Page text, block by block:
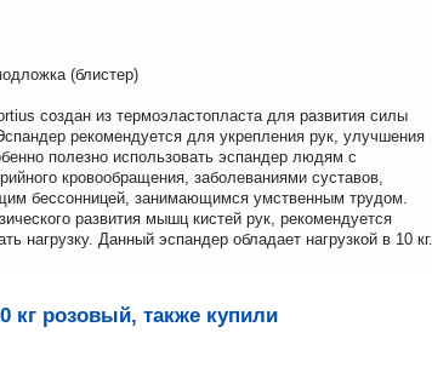
(блистер)
создан из термоэластопласта для развития силы
рекомендуется для укрепления рук, улучшения
полезно использовать эспандер людям с
кровообращения, заболеваниями суставов,
бессонницей, занимающимся умственным трудом.
развития мышц кистей рук, рекомендуется
нагрузку. Данный эспандер обладает нагрузкой в 10 кг.
кг розовый, также купили